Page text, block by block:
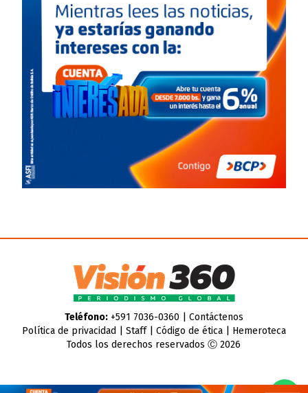
Teléfono:+591 7036-0360 | Contáctenos
Política de privacidad
Staff| Código de ética| Hemeroteca
Todos los derechos reservados Ⓒ 2026